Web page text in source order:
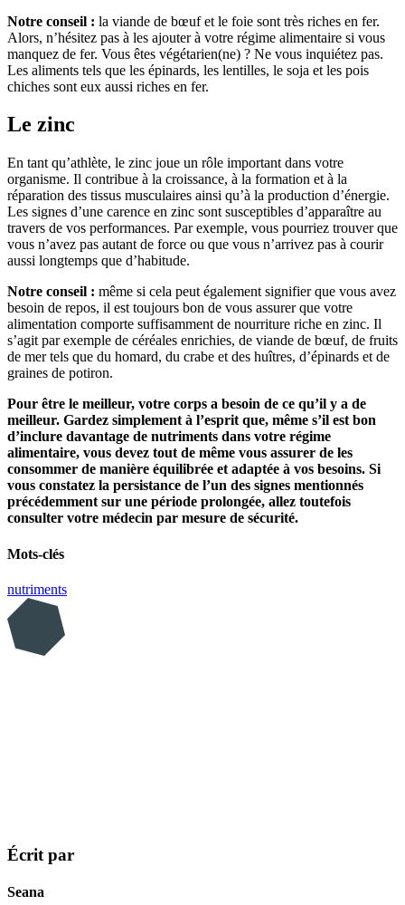
Notre conseil : la viande de bœuf et le foie sont très riches en fer.
Alors, n’hésitez pas à les ajouter à votre régime alimentaire si vous
manquez de fer. Vous êtes végétarien(ne) ? Ne vous inquiétez pas.
Les aliments tels que les épinards, les lentilles, le soja et les pois
chiches sont eux aussi riches en fer.
Le zinc
En tant qu’athlète, le zinc joue un rôle important dans votre
organisme. Il contribue à la croissance, à la formation et à la
réparation des tissus musculaires ainsi qu’à la production d’énergie.
Les signes d’une carence en zinc sont susceptibles d’apparaître au
travers de vos performances. Par exemple, vous pourriez trouver que
vous n’avez pas autant de force ou que vous n’arrivez pas à courir
aussi longtemps que d’habitude.
Notre conseil : même si cela peut également signifier que vous avez
besoin de repos, il est toujours bon de vous assurer que votre
alimentation comporte suffisamment de nourriture riche en zinc. Il
s’agit par exemple de céréales enrichies, de viande de bœuf, de fruits
de mer tels que du homard, du crabe et des huîtres, d’épinards et de
graines de potiron.
Pour être le meilleur, votre corps a besoin de ce qu’il y a de
meilleur. Gardez simplement à l’esprit que, même s’il est bon
d’inclure davantage de nutriments dans votre régime
alimentaire, vous devez tout de même vous assurer de les
consommer de manière équilibrée et adaptée à vos besoins. Si
vous constatez la persistance de l’un des signes mentionnés
précédemment sur une période prolongée, allez toutefois
consulter votre médecin par mesure de sécurité.
Mots-clés
nutriments
Écrit par
Seana